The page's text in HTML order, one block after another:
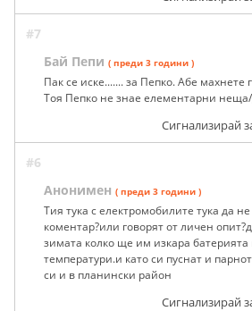
#7
Бай Пепи ( преди 3 години )
Пак се иске....... за Пепко. Абе махнете
Тоя Пепко не знае елементарни
Сигнализирай
#6
Анонимен ( преди 3 години )
Тия тука с електромобилите тука да
коментар?или говорят от личен
зимата колко ще им изкара
температури.и като си пуснат и
си и в планински район
Сигнализирай